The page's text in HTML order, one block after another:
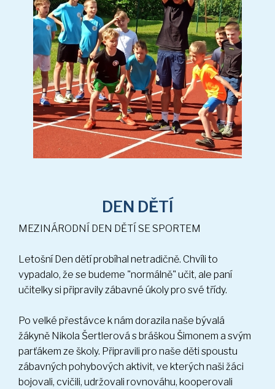
MEZINÁRODNÍ DEN DĚTÍ SE SPORTEM
Letošní Den dětí probíhal netradičně. Chvíli to
vypadalo, že se budeme "normálně" učit, ale paní
učitelky si připravily zábavné úkoly pro své třídy.
Po velké přestávce k nám dorazila naše bývalá
žákyně Nikola Šertlerová s bráškou Šimonem a svým
parťákem ze školy. Připravili pro naše děti spoustu
zábavných pohybových aktivit, ve kterých naši žáci
bojovali, cvičili, udržovali rovnováhu, kooperovali